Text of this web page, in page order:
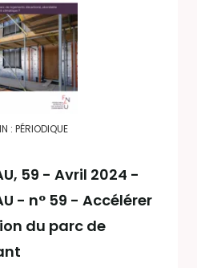
: PÉRIODIQUE
, 59 - Avril 2024 -
- n° 59 - Accélérer
du parc de